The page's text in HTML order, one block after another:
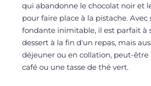
qui abandonne le chocolat noir et
pour faire place à la pistache. Avec
fondante inimitable, il est parfait à
dessert à la fin d'un repas, mais
déjeuner ou en collation, peut-être
café ou une tasse de thé vert.